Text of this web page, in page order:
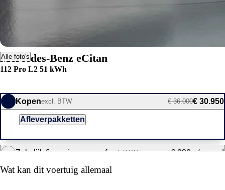
Alle foto's
Mercedes-Benz eCitan
112 Pro L2 51 kWh
Kopenexcl. BTW € 36.000€ 30.950
Afleverpakketten
Zakelijk financieren vanafexcl. BTW € 290 p/maand
Wat kan dit voertuig allemaal